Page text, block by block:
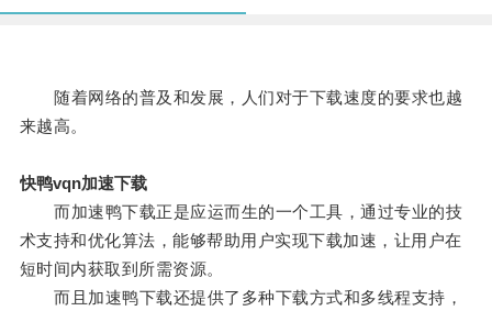
随着网络的普及和发展，人们对于下载速度的要求也越
来越高。
快鸭vqn加速下载
而加速鸭下载正是应运而生的一个工具，通过专业的技
术支持和优化算法，能够帮助用户实现下载加速，让用户在
短时间内获取到所需资源。
而且加速鸭下载还提供了多种下载方式和多线程支持，